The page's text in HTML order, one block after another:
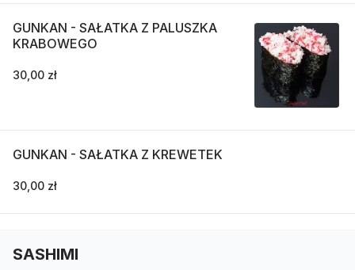
GUNKAN - SAŁATKA Z PALUSZKA
KRABOWEGO
30,00 zł
GUNKAN - SAŁATKA Z KREWETEK
30,00 zł
SASHIMI